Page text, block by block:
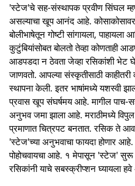
'स्टेज'चे सह-संस्थापक प्रवीण सिंघल
असल्याचा खूप आनंद आहे. कोसाकोसावर
बोलीभाषेतून गोष्टी सांगायला,
कुटुंबियांसोबत बोलतो तेव्हा कोणताही
आडपडदा न ठेवता जेव्हा रसिकांशी भेट
जाणवतो. आपल्या संस्कृतीसाठी
स्थापना केली. इतर भाषांमध्ये यशस्वी
प्रवास खूप संघर्षमय आहे. मागील पाच-
अनुभव जमा झाला आहे. मराठीमध्ये
प्रमाणात चित्रपट बनतात. रसिक ते
'स्टेज'च्या अनुभवाचा फायदा होणार आहे.
पोहोचवायचा आहे. १ मेपासून 'स्टेज'
रसिकांनी याचे सबस्क्रीप्शन घ्यायला